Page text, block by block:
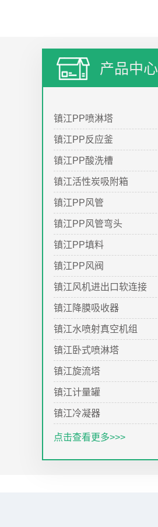
产品中心
镇江PP喷淋塔
镇江PP反应釜
镇江PP酸洗槽
镇江活性炭吸附箱
镇江PP风管
镇江PP风管弯头
镇江PP填料
镇江PP风阀
镇江风机进出口软连接
镇江降膜吸收器
镇江水喷射真空机组
镇江卧式喷淋塔
镇江旋流塔
镇江计量罐
镇江冷凝器
点击查看更多>>>